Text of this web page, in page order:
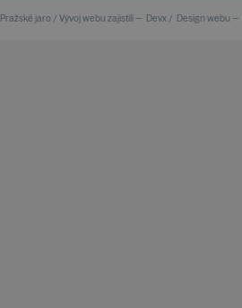
Pražské jaro / Vývoj webu zajistili — Devx / Design webu —